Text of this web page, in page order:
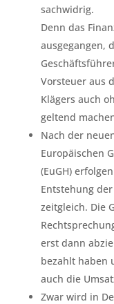
sachwidrig.
Denn das
ausgegangen,
Vorsteuer aus
Klägers auch
geltend
Nach der
Europäischen
(EuGH)
Entstehung
zeitgleich. Die
erst dann
bezahlt haben
auch die
Zwar wird in